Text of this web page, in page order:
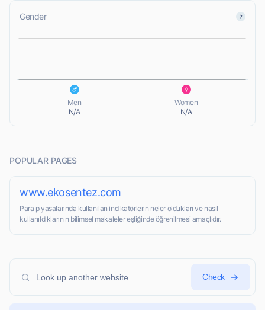
Gender
L
Men
N/A
Women
N/A
POPULAR PAGES
www.ekosentez.com
Para piyasalarında kullanılan indikatörlerin neler oldukları ve nasıl
kullanıldıklarının bilimsel makaleler eşliğinde öğrenilmesi amaçlıdır.
Check